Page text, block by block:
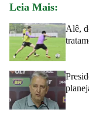
Leia Mais:
Alê,